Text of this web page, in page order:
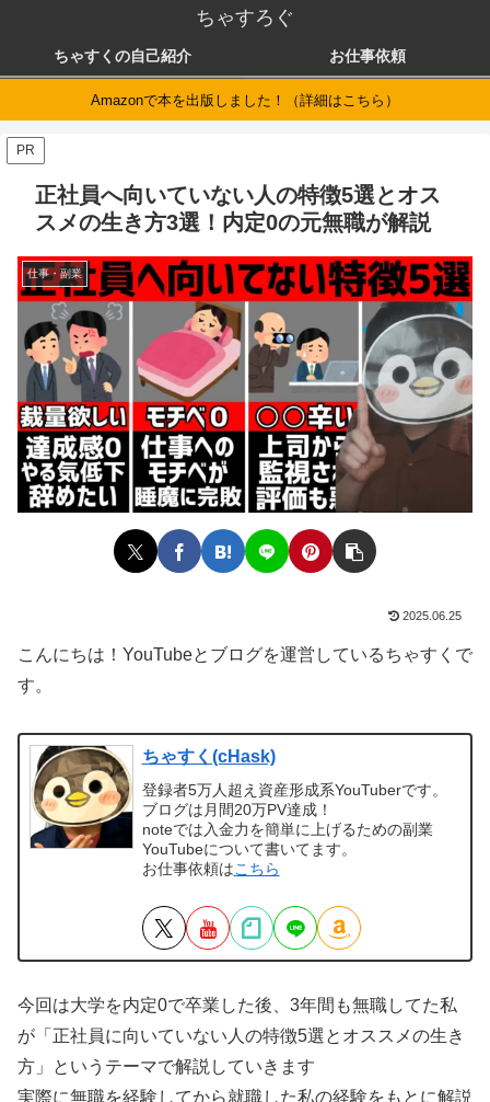
ちゃすろぐ
ちゃすくの自己紹介 お仕事依頼
Amazonで本を出版しました！（詳細はこちら）
PR
正社員へ向いていない人の特徴5選とオス
スメの生き方3選！内定0の元無職が解説
仕事・副業
2025.06.25
こんにちは！YouTubeとブログを運営しているちゃすくで
す。
ちゃすく(cHask)
登録者5万人超え資産形成系YouTuberです。
ブログは月間20万PV達成！
noteでは入金力を簡単に上げるための副業
YouTubeについて書いてます。
お仕事依頼はこちら
今回は大学を内定0で卒業した後、3年間も無職してた私
が「正社員に向いていない人の特徴5選とオススメの生き
方」というテーマで解説していきます
​実際に無職を経験してから就職した私の経験をもとに解説